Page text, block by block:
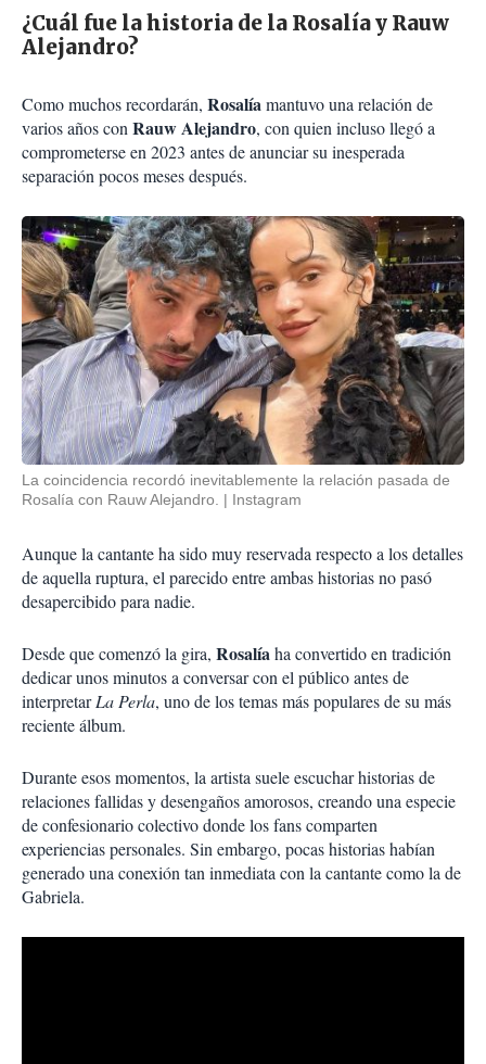
¿Cuál fue la historia de la Rosalía y Rauw
Alejandro?
Como muchos recordarán, Rosalíamantuvo una relación de
varios años conRauw Alejandro, con quien incluso llegó a
comprometerse en 2023 antes de anunciar su inesperada
separación pocos meses después.
La coincidencia recordó inevitablemente la relación pasada de
Rosalía con Rauw Alejandro.
Instagram
Aunque la cantante ha sido muy reservada respecto a los detalles
de aquella ruptura, el parecido entre ambas historias no pasó
desapercibido para nadie.
Desde que comenzó la gira, Rosalíaha convertido en tradición
dedicar unos minutos a conversar con el público antes de
interpretarLa Perla, uno de los temas más populares de su más
reciente álbum.
Durante esos momentos, la artista suele escuchar historias de
relaciones fallidas y desengaños amorosos, creando una especie
de confesionario colectivo donde los fans comparten
experiencias personales. Sin embargo, pocas historias habían
generado una conexión tan inmediata con la cantante como la de
Gabriela.